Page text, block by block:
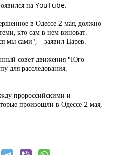
на YouTube.
в Одессе 2 мая, должно
кто сам в нем виноват.
мы сами", – заявил Царев.
совет движения "Юго-
для расследования.
пророссийскими и
произошли в Одессе 2 мая,